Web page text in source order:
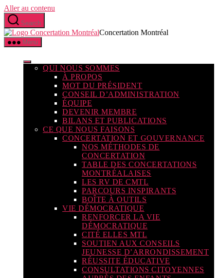
Aller au contenu
Search
Concertation Montréal
Menu
QUI NOUS SOMMES
À PROPOS
MOT DU PRÉSIDENT
CONSEIL D’ADMINISTRATION
ÉQUIPE
DEVENIR MEMBRE
BILANS ET PUBLICATIONS
CE QUE NOUS FAISONS
CONCERTATION ET GOUVERNANCE
NOS MÉTHODES DE
CONCERTATION
TABLE DES CONCERTATIONS
MONTRÉALAISES
LES RV DE CMTL
PARCOURS INSPIRANTS
BOÎTE À OUTILS
VIE DÉMOCRATIQUE
RENFORCER LA VIE
DÉMOCRATIQUE
CITÉ ELLES MTL
SOUTIEN AUX CONSEILS
JEUNESSE D’ARRONDISSEMENT
RÉUSSITE ÉDUCATIVE
CONSULTATIONS CITOYENNES